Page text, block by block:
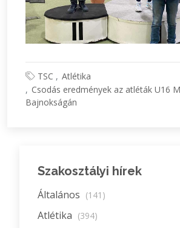
TSC
Atlétika
Csodás eredmények az atléták U16
Bajnokságán
Szakosztályi hírek
Általános (141)
Atlétika (394)